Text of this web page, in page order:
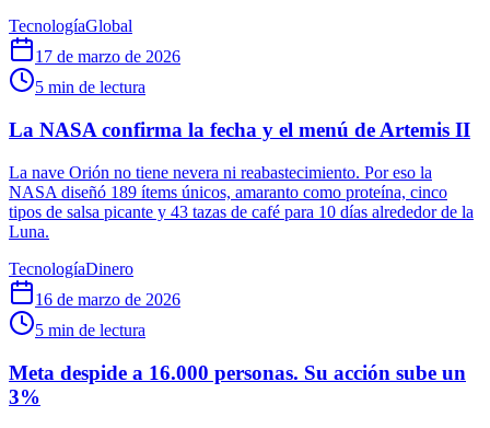
TecnologíaGlobal
17 de marzo de 2026
5 min de lectura
La NASA confirma la fecha y el menú de Artemis II
La nave Orión no tiene nevera ni reabastecimiento. Por eso la
NASA diseñó 189 ítems únicos, amaranto como proteína, cinco
tipos de salsa picante y 43 tazas de café para 10 días alrededor de la
Luna.
TecnologíaDinero
16 de marzo de 2026
5 min de lectura
Meta despide a 16.000 personas. Su acción sube un
3%